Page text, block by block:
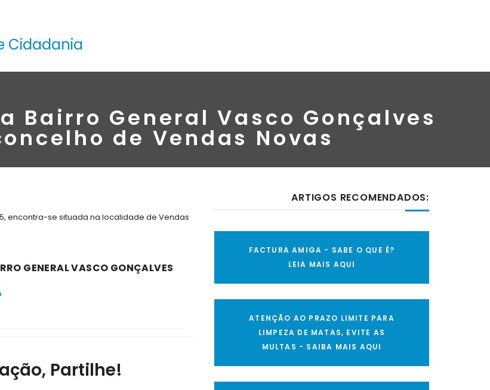
Cidadania
Bairro General Vasco Gonçalves
de Vendas Novas
encontra-se situada na localidade de Vendas
GENERAL VASCO GONÇALVES
Partilhe!
ARTIGOS RECOMENDADOS:
FACTURA AMIGA - SABE O QUE É?
LEIA MAIS AQUI
ATENÇÃO AO PRAZO LIMITE PARA
LIMPEZA DE MATAS, EVITE AS
MULTAS - SAIBA MAIS AQUI